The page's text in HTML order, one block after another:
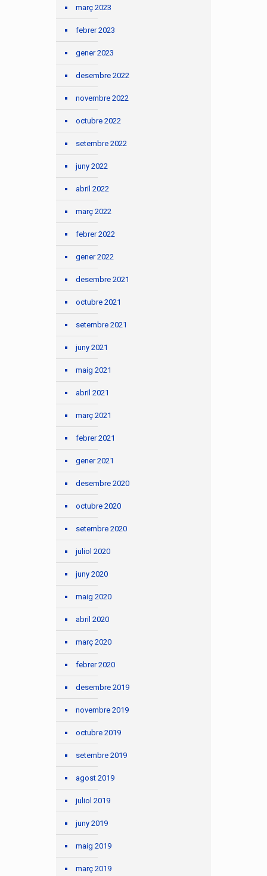
març 2023
febrer 2023
gener 2023
desembre 2022
novembre 2022
octubre 2022
setembre 2022
juny 2022
abril 2022
març 2022
febrer 2022
gener 2022
desembre 2021
octubre 2021
setembre 2021
juny 2021
maig 2021
abril 2021
març 2021
febrer 2021
gener 2021
desembre 2020
octubre 2020
setembre 2020
juliol 2020
juny 2020
maig 2020
abril 2020
març 2020
febrer 2020
desembre 2019
novembre 2019
octubre 2019
setembre 2019
agost 2019
juliol 2019
juny 2019
maig 2019
març 2019